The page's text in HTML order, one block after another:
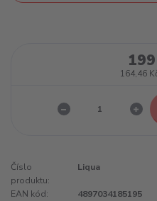
164,46
Číslo
produktu:
Liqua
EAN kód: 4897034185195